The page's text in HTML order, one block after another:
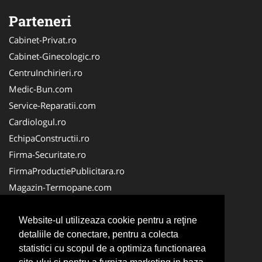
Website-ul utilizeaza cookie pentru a reţine
detaliile de conectare, pentru a colecta
statistici cu scopul de a optimiza functionarea
Parteneri
Cabinet-Privat.ro
Cabinet-Ginecologic.ro
CentruInchirieri.ro
Medic-Bun.com
Service-Reparatii.com
Cardiologul.ro
EchipaConstructii.ro
Firma-Securitate.ro
FirmaProductiePublicitara.ro
Magazin-Termopane.com
CramaVinuri.ro
FirmaTractariAuto.ro
InstalatiiSolare.com